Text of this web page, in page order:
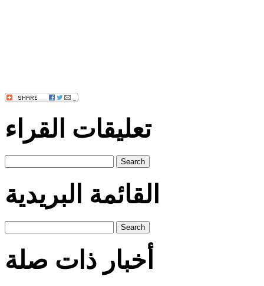
تعليقات القراء
Search
القائمة البريدية
Search
أخبار ذات صلة